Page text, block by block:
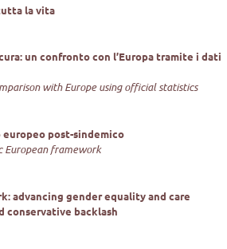
la vita
un confronto con l’Europa tramite i dati
with Europe using official statistics
post-sindemico
European framework
advancing gender equality and care
conservative backlash